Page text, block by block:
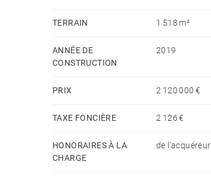
TERRAIN 1 518 m²
ANNÉE DE
CONSTRUCTION
2019
PRIX 2 120 000 €
TAXE FONCIÈRE 2 126 €
HONORAIRES À LA
CHARGE
de l'acquéreur